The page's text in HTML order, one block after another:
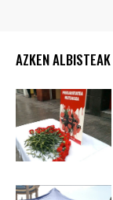
AZKEN